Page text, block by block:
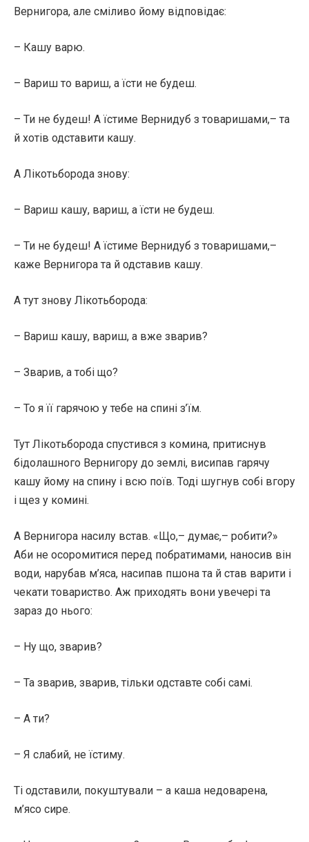
Вернигора, але сміливо йому відповідає:
– Кашу варю.
– Вариш то вариш, а їсти не будеш.
– Ти не будеш! А їстиме Вернидуб з товаришами,– та
й хотів одставити кашу.
А Лікотьборода знову:
– Вариш кашу, вариш, а їсти не будеш.
– Ти не будеш! А їстиме Вернидуб з товаришами,–
каже Вернигора та й одставив кашу.
А тут знову Лікотьборода:
– Вариш кашу, вариш, а вже зварив?
– Зварив, а тобі що?
– То я її гарячою у тебе на спині з’їм.
Тут Лікотьборода спустився з комина, притиснув
бідолашного Вернигору до землі, висипав гарячу
кашу йому на спину і всю поїв. Тоді шугнув собі вгору
і щез у комині.
А Вернигора насилу встав. «Що,– думає,– робити?»
Аби не осоромитися перед побратимами, наносив він
води, нарубав м’яса, насипав пшона та й став варити і
чекати товариство. Аж приходять вони увечері та
зараз до нього:
– Ну що, зварив?
– Та зварив, зварив, тільки одставте собі самі.
– А ти?
– Я слабий, не їстиму.
Ті одставили, покуштували – а каша недоварена,
м’ясо сире.